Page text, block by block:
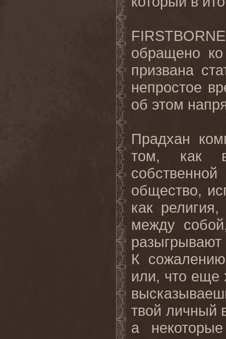
FIRSTBORNE
обращено
призвана
непростое
об этом
Прадхан
том, как
собственной
общество,
как религия
между
К
или, что еще
твой личный
а